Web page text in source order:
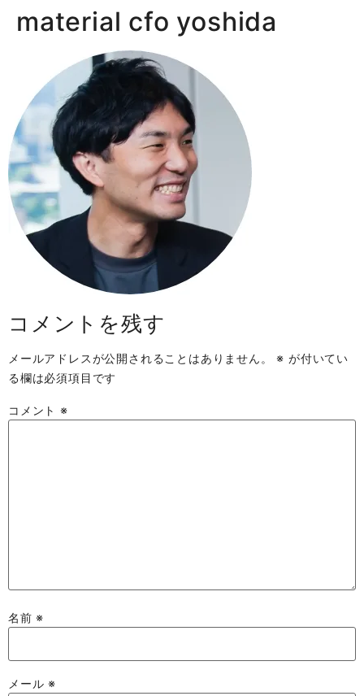
material cfo yoshida
コメントを残す
メールアドレスが公開されることはありません。 ※ が付いてい
る欄は必須項目です
コメント ※
名前※
メール※